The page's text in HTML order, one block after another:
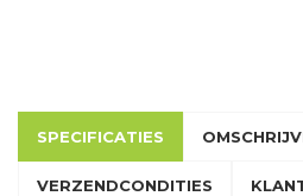
SPECIFICATIES
VERZENDCONDITIES